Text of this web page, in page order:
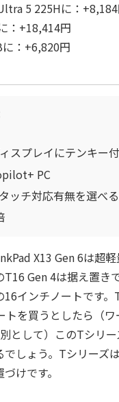
5 225Hに：
：+18,414円
に：+6,820円
スプレイにテンキー
PC
ッチ対応有無を選べ
X13 Gen 6は超
T16 Gen 4は据え置き
16インチノートです
トを買うとしたら（ワ
として）このTシリー
でしょう。Tシリーズ
けです。